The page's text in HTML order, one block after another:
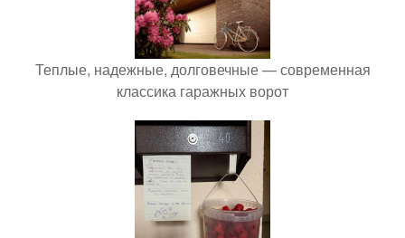
Теплые, надежные, долговечные — современная
классика гаражных ворот